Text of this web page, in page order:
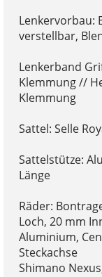
Lenkervorbau:
verstellbar,
Lenkerband
Klemmung //
Klemmung
Sattel: Selle
Sattelstütze:
Länge
Räder:
Loch, 20 mm
Aluminium,
Steckachse
Shimano